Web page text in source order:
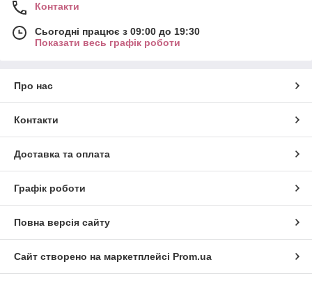
Контакти
Сьогодні працює з 09:00 до 19:30
Показати весь графік роботи
Про нас
Контакти
Доставка та оплата
Графік роботи
Повна версія сайту
Сайт створено на маркетплейсі Prom.ua